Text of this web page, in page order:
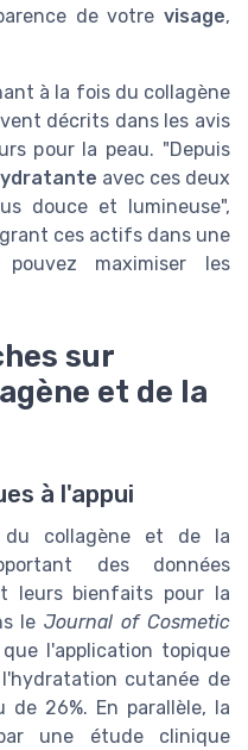
de votre visage,
à la fois du collagène
décrits dans les avis
pour la peau. "Depuis
avec ces deux
douce et lumineuse",
ces actifs dans une
maximiser les
sur
et de la
à l'appui
du collagène et de la
des données
leurs bienfaits pour la
leJournal of Cosmetic
l'application topique
cutanée de
26%. En parallèle, la
une étude clinique